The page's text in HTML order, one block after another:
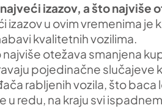
izazov, a što najviše
izazov u ovim vremenima
kvalitetnih vozilima.
najviše otežava smanjena
pojedinačne slučajeve
rabljenih vozila, što
u redu, na kraju svi